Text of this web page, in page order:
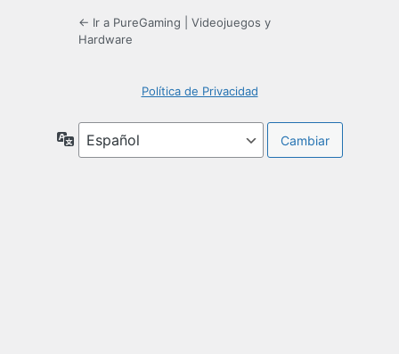
← Ir a PureGaming | Videojuegos y
Hardware
Política de Privacidad
Idioma